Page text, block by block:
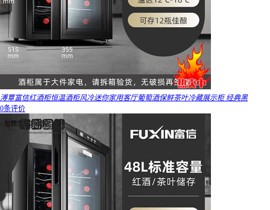
溥覃富信红酒柜恒温酒柜风冷迷你家用客厅葡萄酒保鲜茶叶冷藏展示柜 经典黑
0条评价